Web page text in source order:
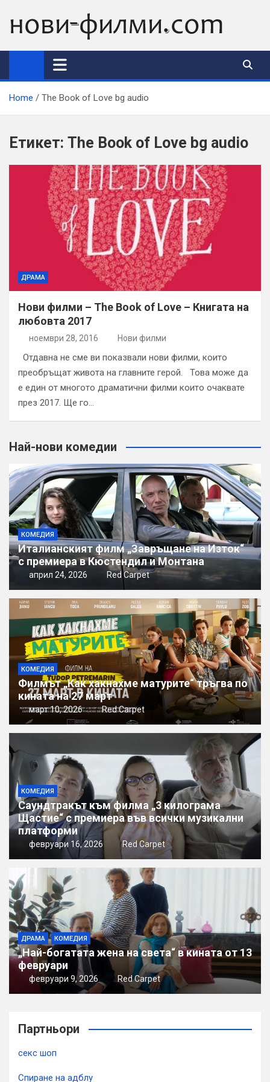
content
Home The Book of Love bg audio
Етикет: The Book of Love bg audio
ДРАМА
Нови филми – The Book of Love – Книгата на
любовта 2017
ноември 28, 2016 Нови филми
Отдавна не сме ви показвали нови филми, които
преобръщат живота на главните герой. Това може да
е един от многото драматични филми които очаквате
през 2017. Ще го…
Най-нови комедии
КОМЕДИЯ
Италианският филм „Завръщане на Изток“
с премиера в Кюстендил и Монтана
април 24, 2026 Red Carpet
КОМЕДИЯ
Филмът „Как хакнахме матурите“ тръгва по
кината на 27 март
март 10, 2026 Red Carpet
КОМЕДИЯ
Саундтракът към филма „3 килограма
Щастие“ с премиера във всички музикални
платформи
февруари 16, 2026 Red Carpet
ДРАМА КОМЕДИЯ
„Най-богатата жена на света“ в кината от 13
февруари
февруари 9, 2026 Red Carpet
Партньори
секс шоп
Спиране на адблу